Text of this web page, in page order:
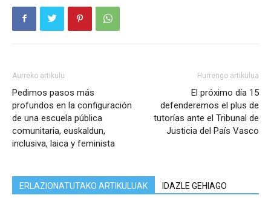
Aurreko artikulu
Pedimos pasos más
profundos en la configuración
de una escuela pública
comunitaria, euskaldun,
inclusiva, laica y feminista
Hurrengo artikulua
El próximo día 15
defenderemos el plus de
tutorías ante el Tribunal de
Justicia del País Vasco
ERLAZIONATUTAKO ARTIKULUAK IDAZLE GEHIAGO